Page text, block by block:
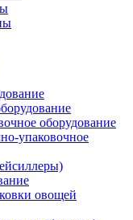
оборудование
упаковочное
овощей